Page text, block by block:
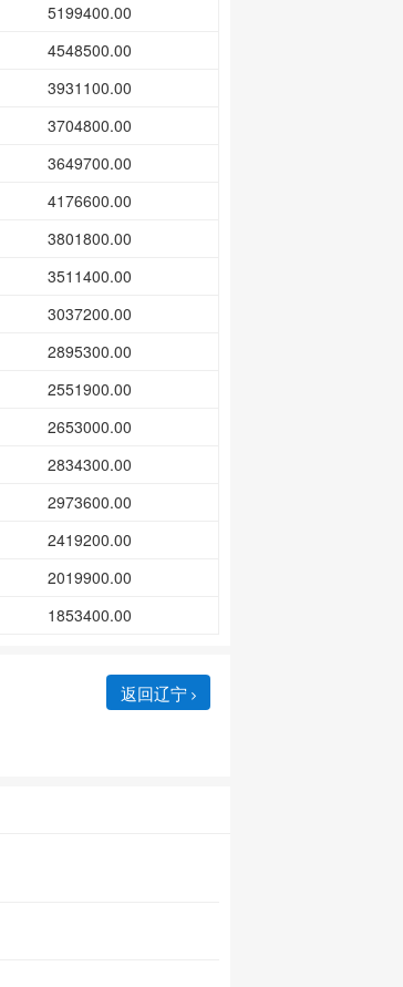
5199400.00
4548500.00
3931100.00
3704800.00
3649700.00
4176600.00
3801800.00
3511400.00
3037200.00
2895300.00
2551900.00
2653000.00
2834300.00
2973600.00
2419200.00
2019900.00
1853400.00
返回辽宁